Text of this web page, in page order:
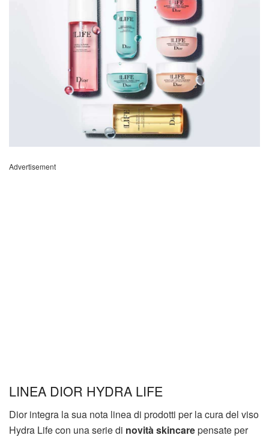
Advertisement
LINEA DIOR HYDRA LIFE
Dior integra la sua nota linea di prodotti per la cura del viso
Hydra Life con una serie di novità skincarepensate per